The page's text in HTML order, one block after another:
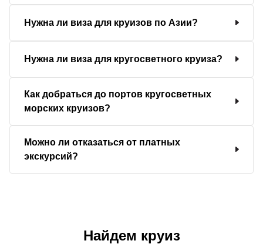
Нужна ли виза для круизов по Азии?
Нужна ли виза для кругосветного круиза?
Как добраться до портов кругосветных
морских круизов?
Можно ли отказаться от платных
экскурсий?
Найдем круиз